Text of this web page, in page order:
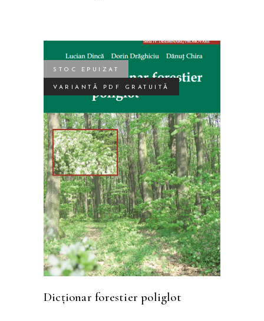
STOC EPUIZAT
VARIANTĂ PDF GRATUITĂ
CITEȘTE MAI MULT
Dicţionar forestier poliglot